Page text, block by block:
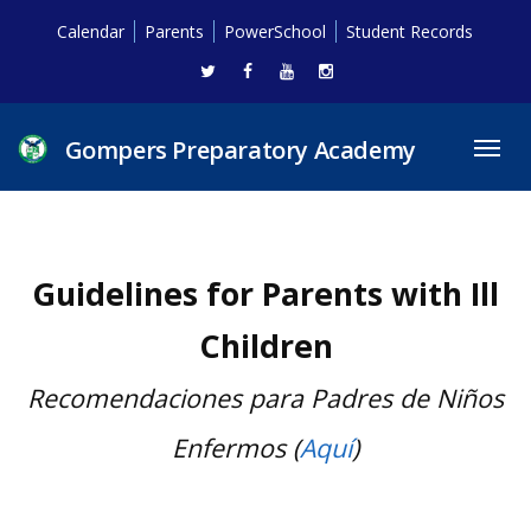
Calendar Parents PowerSchool Student Records
Gompers Preparatory Academy
Guidelines for Parents with Ill
Children
Recomendaciones para Padres de Niños
Enfermos (Aquí)